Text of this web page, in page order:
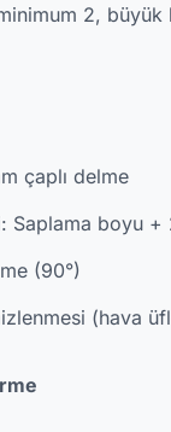
2,
çaplı delme
Saplama boyu +
(90°)
(hava